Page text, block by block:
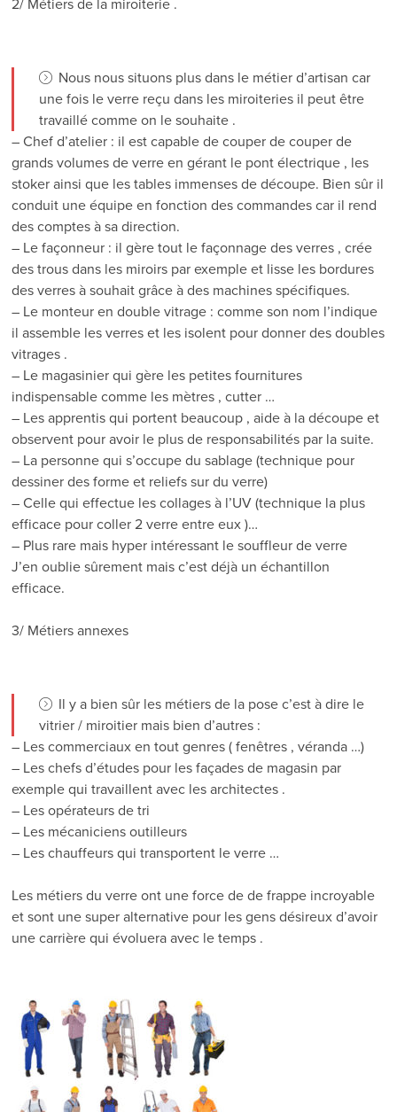
2/ Métiers de la miroiterie .
Nous nous situons plus dans le métier d’artisan car
une fois le verre reçu dans les miroiteries il peut être
travaillé comme on le souhaite .
– Chef d’atelier : il est capable de couper de couper de
grands volumes de verre en gérant le pont électrique , les
stoker ainsi que les tables immenses de découpe. Bien sûr il
conduit une équipe en fonction des commandes car il rend
des comptes à sa direction.
– Le façonneur : il gère tout le façonnage des verres , crée
des trous dans les miroirs par exemple et lisse les bordures
des verres à souhait grâce à des machines spécifiques.
– Le monteur en double vitrage : comme son nom l’indique
il assemble les verres et les isolent pour donner des doubles
vitrages .
– Le magasinier qui gère les petites fournitures
indispensable comme les mètres , cutter …
– Les apprentis qui portent beaucoup , aide à la découpe et
observent pour avoir le plus de responsabilités par la suite.
– La personne qui s’occupe du sablage (technique pour
dessiner des forme et reliefs sur du verre)
– Celle qui effectue les collages à l’UV (technique la plus
efficace pour coller 2 verre entre eux )…
– Plus rare mais hyper intéressant le souffleur de verre
J’en oublie sûrement mais c’est déjà un échantillon
efficace.
3/ Métiers annexes
Il y a bien sûr les métiers de la pose c’est à dire le
vitrier / miroitier mais bien d’autres :
– Les commerciaux en tout genres ( fenêtres , véranda …)
– Les chefs d’études pour les façades de magasin par
exemple qui travaillent avec les architectes .
– Les opérateurs de tri
– Les mécaniciens outilleurs
– Les chauffeurs qui transportent le verre …
Les métiers du verre ont une force de de frappe incroyable
et sont une super alternative pour les gens désireux d’avoir
une carrière qui évoluera avec le temps .